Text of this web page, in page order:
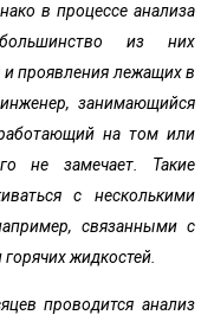
в процессе анализа
из них
проявления лежащих в
занимающийся
на том или
не замечает. Такие
с несколькими
связанными с
жидкостей.
проводится анализ